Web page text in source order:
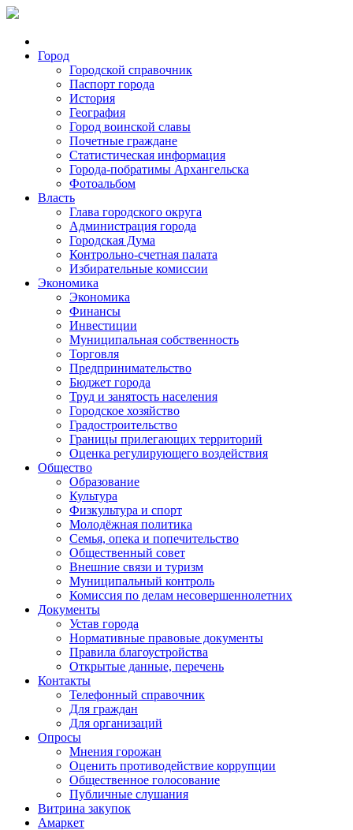
Город
Городской справочник
Паспорт города
История
География
Город воинской славы
Почетные граждане
Статистическая информация
Города-побратимы Архангельска
Фотоальбом
Власть
Глава городского округа
Администрация города
Городская Дума
Контрольно-счетная палата
Избирательные комиссии
Экономика
Экономика
Финансы
Инвестиции
Муниципальная собственность
Торговля
Предпринимательство
Бюджет города
Труд и занятость населения
Городское хозяйство
Градостроительство
Границы прилегающих территорий
Оценка регулирующего воздействия
Общество
Образование
Культура
Физкультура и спорт
Молодёжная политика
Семья, опека и попечительство
Общественный совет
Внешние связи и туризм
Муниципальный контроль
Комиссия по делам несовершеннолетних
Документы
Устав города
Нормативные правовые документы
Правила благоустройства
Открытые данные, перечень
Контакты
Телефонный справочник
Для граждан
Для организаций
Опросы
Мнения горожан
Оценить противодействие коррупции
Общественное голосование
Публичные слушания
Витрина закупок
Амаркет